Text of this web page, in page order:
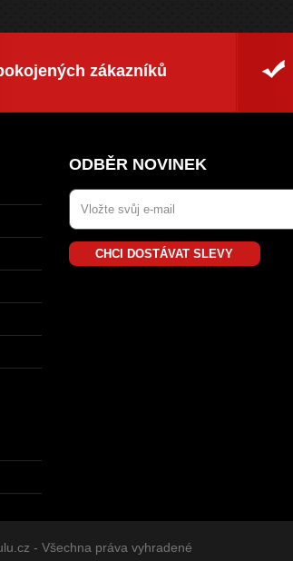
zákazníků
ODBĚR NOVINEK
CHCI DOSTÁVAT SLEVY
- Všechna práva vyhradené